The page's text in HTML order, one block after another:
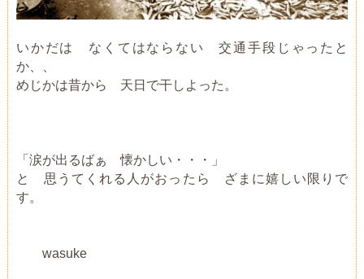
いかだは なくてはならない 交通手段じゃったと
か、、
めじかは昔から 天日で干しよった。
「涙が出るばぁ 懐かしい・・・」
と 思うてくれる人がおったら ざまに嬉しい限りで
す。
wasuke